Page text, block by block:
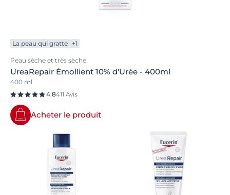
La peau qui gratte +1
Peau sèche et très sèche
UreaRepair Émollient 10% d'Urée - 400ml
400 ml
4.8411 Avis
Acheter le produit